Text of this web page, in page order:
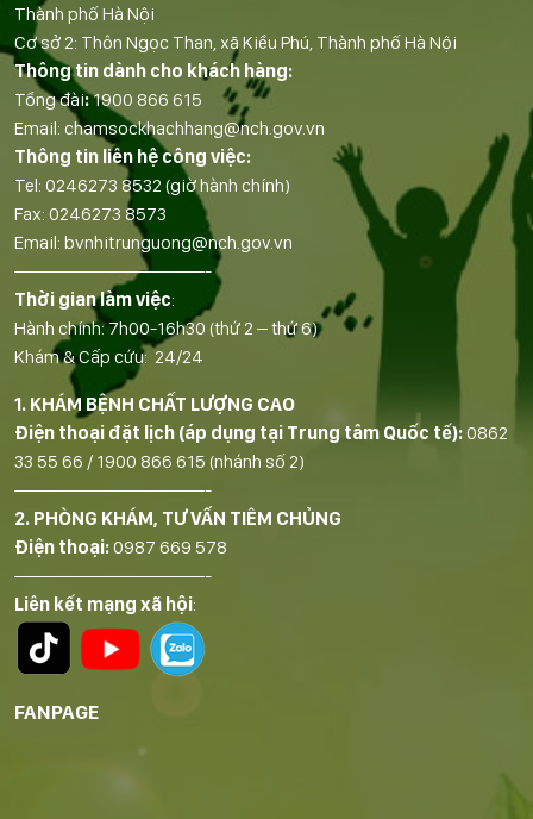
Thành phố Hà Nội
Cơ sở 2: Thôn Ngọc Than, xã Kiều Phú, Thành phố Hà Nội
Thông tin dành cho khách hàng:
Tổng đài:1900 866 615
Email: chamsockhachhang@nch.gov.vn
Thông tin liên hệ công việc:
Tel: 0246273 8532 (giờ hành chính)
Fax: 0246273 8573
Email: bvnhitrunguong@nch.gov.vn
——————————-
Thời gian làm việc:
Hành chính: 7h00-16h30 (thứ 2 – thứ 6)
Khám & Cấp cứu: 24/24
1. KHÁM BỆNH CHẤT LƯỢNG CAO
Điện thoại đặt lịch (áp dụng tại Trung tâm Quốc tế):0862
33 55 66 / 1900 866 615 (nhánh số 2)
——————————-
2. PHÒNG KHÁM, TƯ VẤN TIÊM CHỦNG
Điện thoại:0987 669 578
——————————-
Liên kết mạng xã hội:
FANPAGE